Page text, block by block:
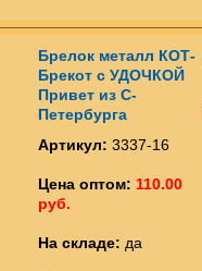
Брелок металл КОТ-
Брекот с УДОЧКОЙ
Привет из С-
Петербурга
Артикул: 3337-16
Цена оптом: 110.00
руб.
На складе: да